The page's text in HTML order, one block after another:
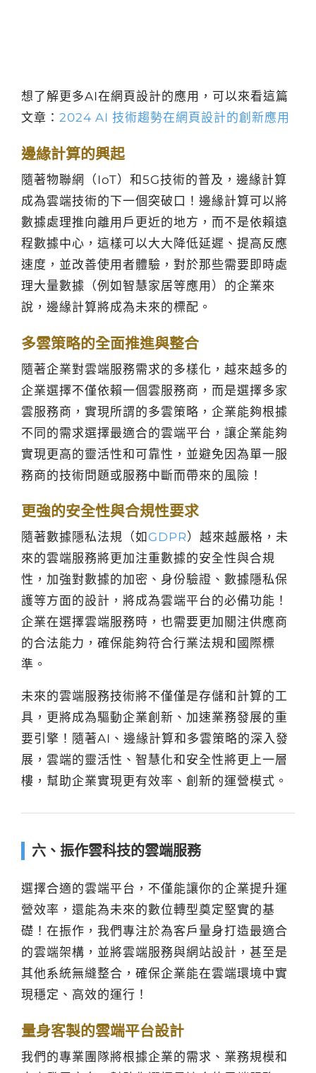
想了解更多AI在網頁設計的應用，可以來看這篇
文章： 2024 AI 技術趨勢在網頁設計的創新應用
邊緣計算的興起
隨著物聯網（IoT）和5G技術的普及，邊緣計算
成為雲端技術的下一個突破口！邊緣計算可以將
數據處理推向離用戶更近的地方，而不是依賴遠
程數據中心，這樣可以大大降低延遲、提高反應
速度，並改善使用者體驗，對於那些需要即時處
理大量數據（例如智慧家居等應用）的企業來
說，邊緣計算將成為未來的標配。
多雲策略的全面推進與整合
隨著企業對雲端服務需求的多樣化，越來越多的
企業選擇不僅依賴一個雲服務商，而是選擇多家
雲服務商，實現所謂的多雲策略，企業能夠根據
不同的需求選擇最適合的雲端平台，讓企業能夠
實現更高的靈活性和可靠性，並避免因為單一服
務商的技術問題或服務中斷而帶來的風險！
更強的安全性與合規性要求
隨著數據隱私法規（如 GDPR）越來越嚴格，未
來的雲端服務將更加注重數據的安全性與合規
性，加強對數據的加密、身份驗證、數據隱私保
護等方面的設計，將成為雲端平台的必備功能！
企業在選擇雲端服務時，也需要更加關注供應商
的合法能力，確保能夠符合行業法規和國際標
準。
未來的雲端服務技術將不僅僅是存儲和計算的工
具，更將成為驅動企業創新、加速業務發展的重
要引擎！隨著AI、邊緣計算和多雲策略的深入發
展，雲端的靈活性、智慧化和安全性將更上一層
樓，幫助企業實現更有效率、創新的運營模式。
六、振作雲科技的雲端服務
選擇合適的雲端平台，不僅能讓你的企業提升運
營效率，還能為未來的數位轉型奠定堅實的基
礎！在振作，我們專注於為客戶量身打造最適合
的雲端架構，並將雲端服務與網站設計，甚至是
其他系統無縫整合，確保企業能在雲端環境中實
現穩定、高效的運行！
量身客製的雲端平台設計
我們的專業團隊將根據企業的需求、業務規模和